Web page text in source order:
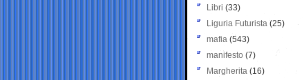
Libri (33)
Liguria Futurista (25)
mafia (543)
manifesto (7)
Margherita (16)